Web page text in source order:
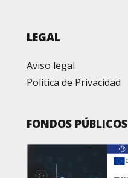
LEGAL
Aviso legal
Política de Privacidad
FONDOS PÚBLICOS